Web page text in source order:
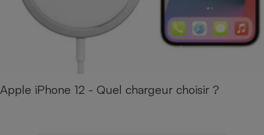
Apple iPhone 12 - Quel chargeur choisir ?